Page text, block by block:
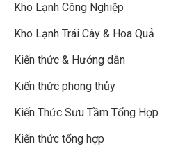
Kho Lạnh Công Nghiệp
Kho Lạnh Trái Cây & Hoa Quả
Kiến thức & Hướng dẫn
Kiến thức phong thủy
Kiến Thức Sưu Tầm Tổng Hợp
Kiến thức tổng hợp